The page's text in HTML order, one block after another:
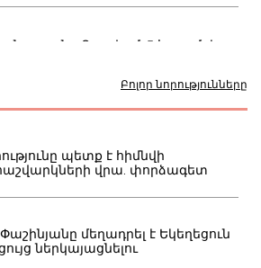
Բոլոր նորությունները
պետք է հիմնվի
վրա. փորձագետ
Փաշինյանը մեղադրել է Եկեղեցուն
ներկայացնելու
Բաքվում. 5 հայ ըմբիշ